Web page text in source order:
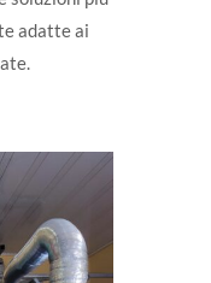
adatte ai